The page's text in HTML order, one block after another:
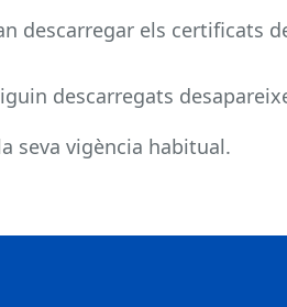
descarregar els certificats
descarregats
seva vigència habitual.